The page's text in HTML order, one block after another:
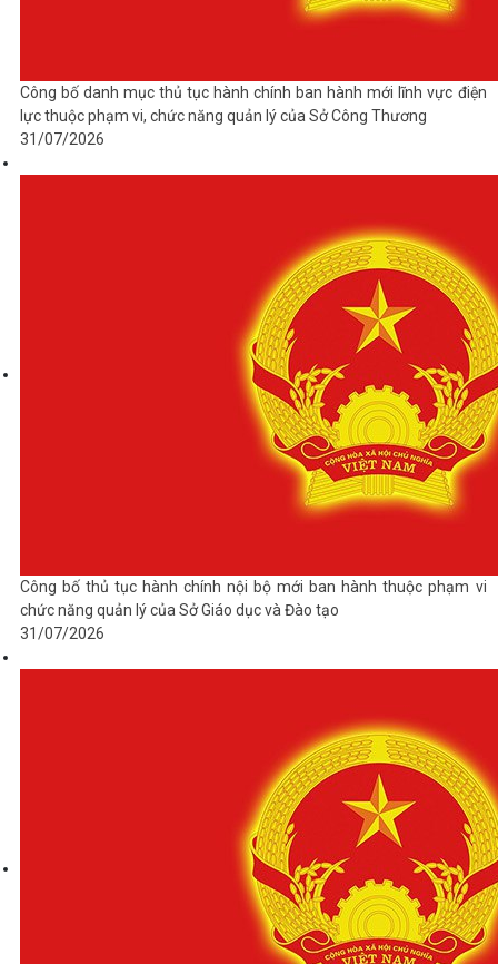
Công bố danh mục thủ tục hành chính ban hành mới lĩnh vực điện
lực thuộc phạm vi, chức năng quản lý của Sở Công Thương
31/07/2026
Công bố thủ tục hành chính nội bộ mới ban hành thuộc phạm vi
chức năng quản lý của Sở Giáo dục và Đào tạo
31/07/2026